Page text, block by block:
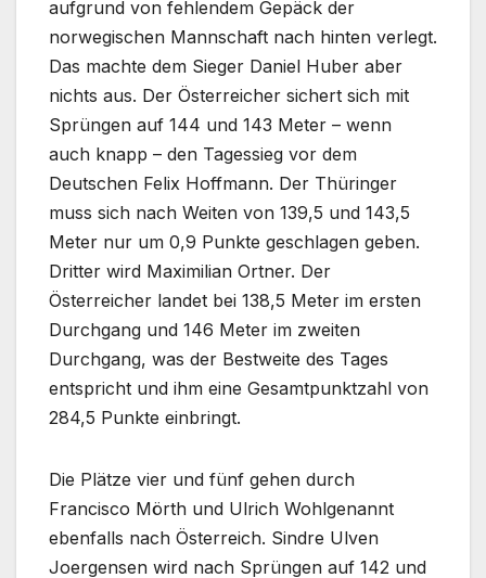
aufgrund von fehlendem Gepäck der
norwegischen Mannschaft nach hinten verlegt.
Das machte dem Sieger Daniel Huber aber
nichts aus. Der Österreicher sichert sich mit
Sprüngen auf 144 und 143 Meter – wenn
auch knapp – den Tagessieg vor dem
Deutschen Felix Hoffmann. Der Thüringer
muss sich nach Weiten von 139,5 und 143,5
Meter nur um 0,9 Punkte geschlagen geben.
Dritter wird Maximilian Ortner. Der
Österreicher landet bei 138,5 Meter im ersten
Durchgang und 146 Meter im zweiten
Durchgang, was der Bestweite des Tages
entspricht und ihm eine Gesamtpunktzahl von
284,5 Punkte einbringt.
Die Plätze vier und fünf gehen durch
Francisco Mörth und Ulrich Wohlgenannt
ebenfalls nach Österreich. Sindre Ulven
Joergensen wird nach Sprüngen auf 142 und